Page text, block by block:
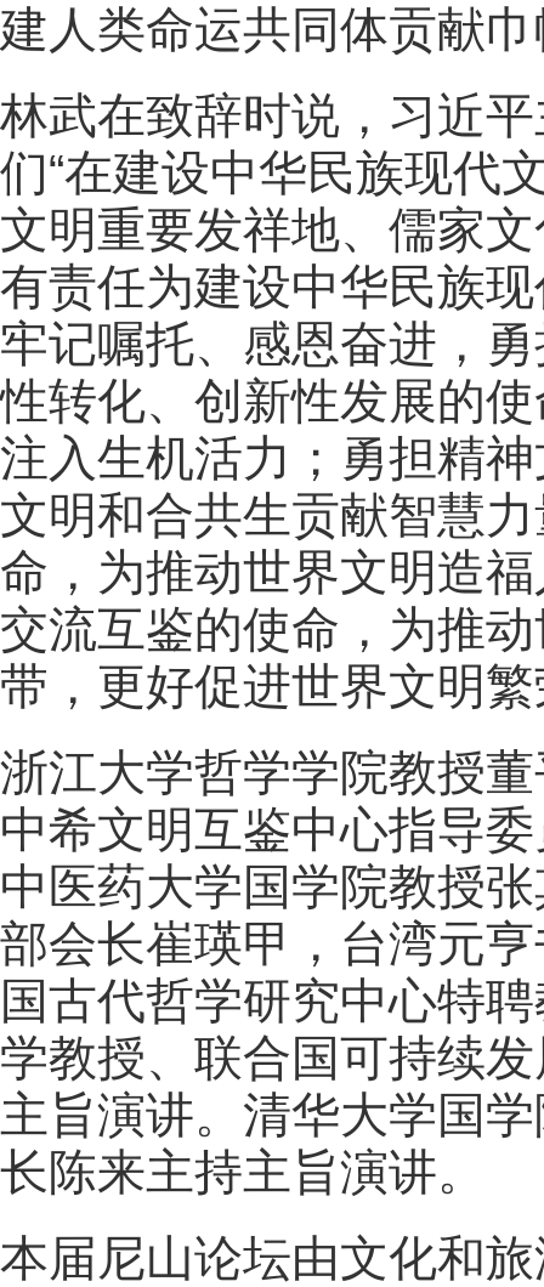
建人类命运共同体贡献
林武在致辞时说，习近
们“在建设中华民族现代
文明重要发祥地、儒家
有责任为建设中华民族
牢记嘱托、感恩奋进，
性转化、创新性发展的
注入生机活力；勇担精
文明和合共生贡献智慧
命，为推动世界文明造
交流互鉴的使命，为推
带，更好促进世界文明
浙江大学哲学学院教授
中希文明互鉴中心指导
中医药大学国学院教授
部会长崔瑛甲，台湾元
国古代哲学研究中心特
学教授、联合国可持续
主旨演讲。清华大学国
长陈来主持主旨演讲。
本届尼山论坛由文化和